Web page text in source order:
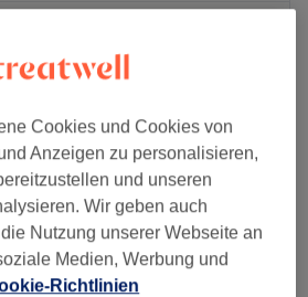
09:00–19:00
09:00–19:00
09:00– 19:00
09:00–
Cookies und Cookies von
Anzeigen zu personalisieren,
und unseren
Wir geben auch
Nutzung unserer Webseite an
Medien, Werbung und
Richtlinien